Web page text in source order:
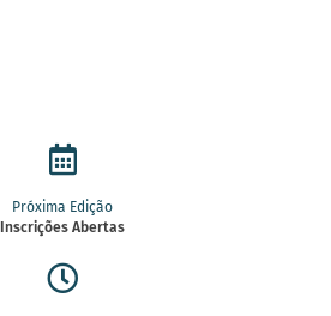
Próxima Edição
Inscrições Abertas